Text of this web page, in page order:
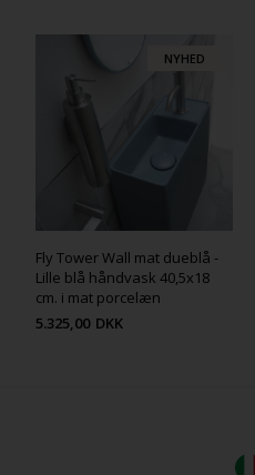
NYHED
Fly Tower Wall mat dueblå -
Lille blå håndvask 40,5x18
cm. i mat porcelæn
5.325,00 DKK